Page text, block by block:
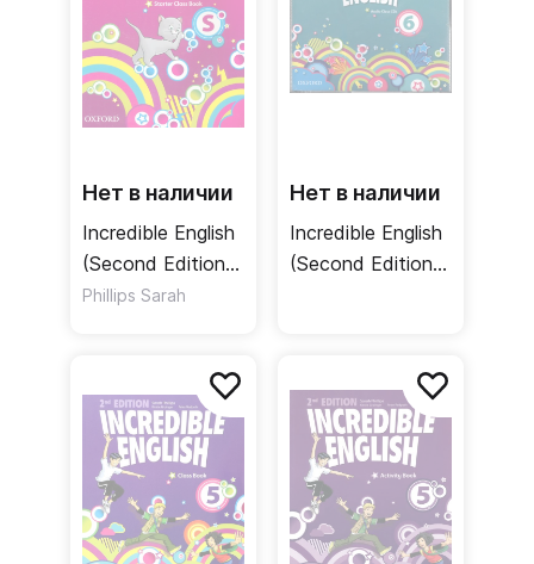
Нет в наличии
Incredible English
(Second Edition)
Starter
Phillips Sarah
Нет в наличии
Incredible English
(Second Edition)
аудиодисков